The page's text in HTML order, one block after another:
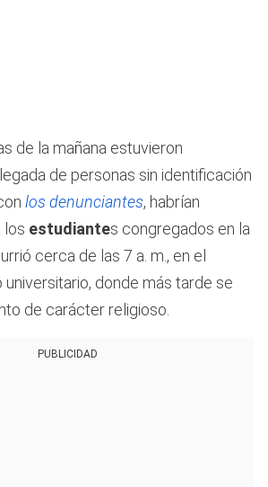
de la mañana estuvieron
de personas sin identificación
los denunciantes, habrían
los estudiantes congregados en la
cerca de las 7 a. m., en el
donde más tarde se
de carácter religioso.
PUBLICIDAD